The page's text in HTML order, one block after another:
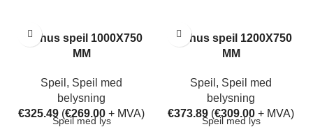
Aarhus speil 1000X750
MM
Speil , Speil med
belysning
€325.49 (€269.00 + MVA)
Speil med lys
Aarhus speil 1200X750
MM
Speil , Speil med
belysning
€373.89 (€309.00 + MVA)
Speil med lys